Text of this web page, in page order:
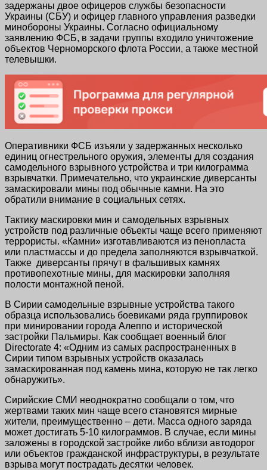
задержаны двое офицеров службы безопасности
Украины (СБУ) и офицер главного управления разведки
минобороны Украины. Согласно официальному
заявлению ФСБ, в задачи группы входило уничтожение
объектов Черноморского флота России, а также местной
телевышки.
Оперативники ФСБ изъяли у задержанных несколько
единиц огнестрельного оружия, элементы для создания
самодельного взрывного устройства и три килограмма
взрывчатки. Примечательно, что украинские диверсанты
замаскировали мины под обычные камни. На это
обратили внимание в социальных сетях.
Тактику маскировки мин и самодельных взрывных
устройств под различные объекты чаще всего применяют
террористы. «Камни» изготавливаются из пенопласта
или пластмассы и до предела заполняются взрывчаткой.
Также диверсанты прячут в фальшивых камнях
противопехотные мины, для маскировки заполняя
полости монтажной пеной.
В Сирии самодельные взрывные устройства такого
образца использовались боевиками ряда группировок
при минировании города Алеппо и исторической
застройки Пальмиры. Как сообщает военный блог
Directorate 4: «Одним из самых распространенных в
Сирии типом взрывных устройств оказалась
замаскированная под камень мина, которую не так легко
обнаружить».
Сирийские СМИ неоднократно сообщали о том, что
жертвами таких мин чаще всего становятся мирные
жители, преимущественно – дети. Масса одного заряда
может достигать 5-10 килограммов. В случае, если мины
заложены в городской застройке либо вблизи автодорог
или объектов гражданской инфраструктуры, в результате
взрыва могут пострадать десятки человек.